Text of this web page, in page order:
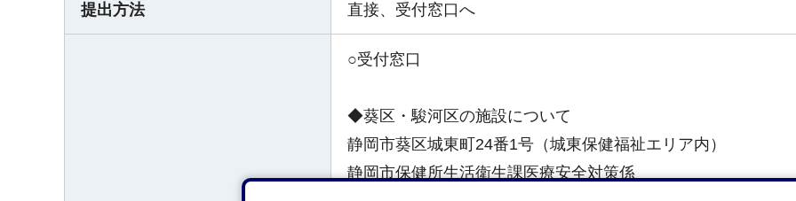
提出方法 直接、受付窓口へ
○受付窓口
◆葵区・駿河区の施設について
静岡市葵区城東町24番1号（城東保健福祉エリア内）
静岡市保健所生活衛生課医療安全対策係